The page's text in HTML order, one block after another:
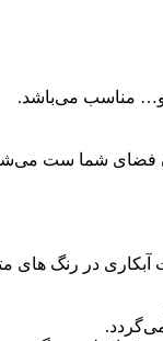
و… مناسب می‌باشد.
فضای شما ست
آبکاری در رنگ